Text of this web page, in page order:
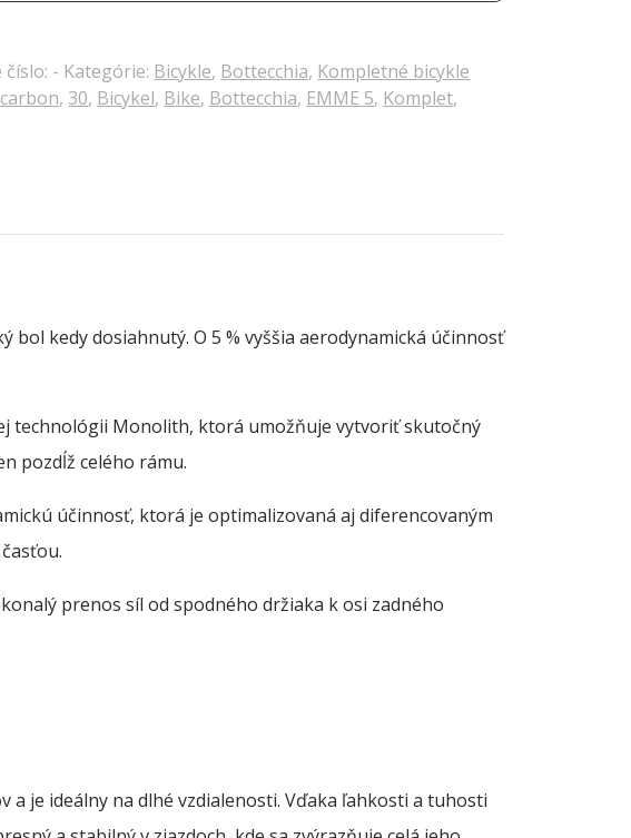
číslo: - Kategórie: Bicykle, Bottecchia, Kompletné bicykle
, 30, Bicykel, Bike, Bottecchia, EMME 5, Komplet,
kedy dosiahnutý. O 5 % vyššia aerodynamická účinnosť
technológii Monolith, ktorá umožňuje vytvoriť skutočný
pozdĺž celého rámu.
účinnosť, ktorá je optimalizovaná aj diferencovaným
prenos síl od spodného držiaka k osi zadného
je ideálny na dlhé vzdialenosti. Vďaka ľahkosti a tuhosti